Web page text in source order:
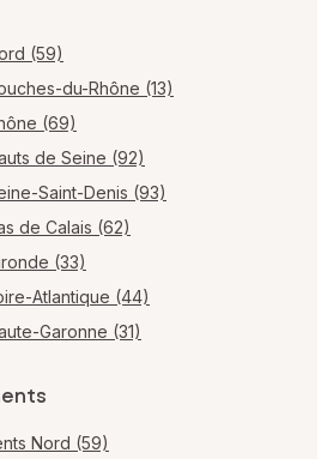
(59)
du-Rhône (13)
(69)
de Seine (92)
Saint-Denis (93)
de Calais (62)
(33)
Atlantique (44)
Garonne (31)
Nord (59)